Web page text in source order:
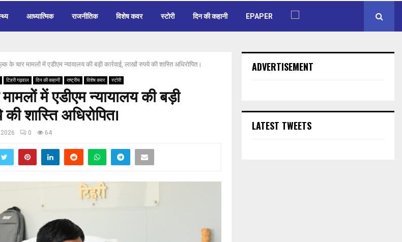
आध्यात्मिक राजनीतिक विशेष कवर स्टोरी दिन की कहानी EPAPER
के चार मामलों में एडीएम न्यायालय की बड़ी कार्रवाई, लाखों रुपये की शास्ति अधिरोपित।
टिहरी गढ़वाल दिन की कहानी राष्ट्रीय विशेष कवर स्टोरी
में एडीएम न्यायालय की बड़ी
शास्ति अधिरोपित।
0 64
ADVERTISEMENT
LATEST TWEETS